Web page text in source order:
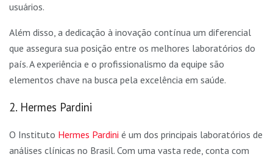
usuários.
Além disso, a dedicação à inovação contínua um diferencial
que assegura sua posição entre os melhores laboratórios do
país. A experiência e o profissionalismo da equipe são
elementos chave na busca pela excelência em saúde.
2. Hermes Pardini
O Instituto Hermes Pardini é um dos principais laboratórios de
análises clínicas no Brasil. Com uma vasta rede, conta com